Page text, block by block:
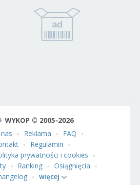
WYKOP © 2005-2026
Reklama
FAQ
Regulamin
prywatności i cookies
Ranking
Osiągnięcia
więcej